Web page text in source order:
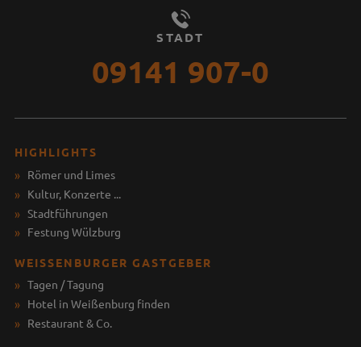
STADT
09141 907-0
HIGHLIGHTS
Römer und Limes
Kultur, Konzerte ...
Stadtführungen
Festung Wülzburg
WEISSENBURGER GASTGEBER
Tagen / Tagung
Hotel in Weißenburg finden
Restaurant & Co.